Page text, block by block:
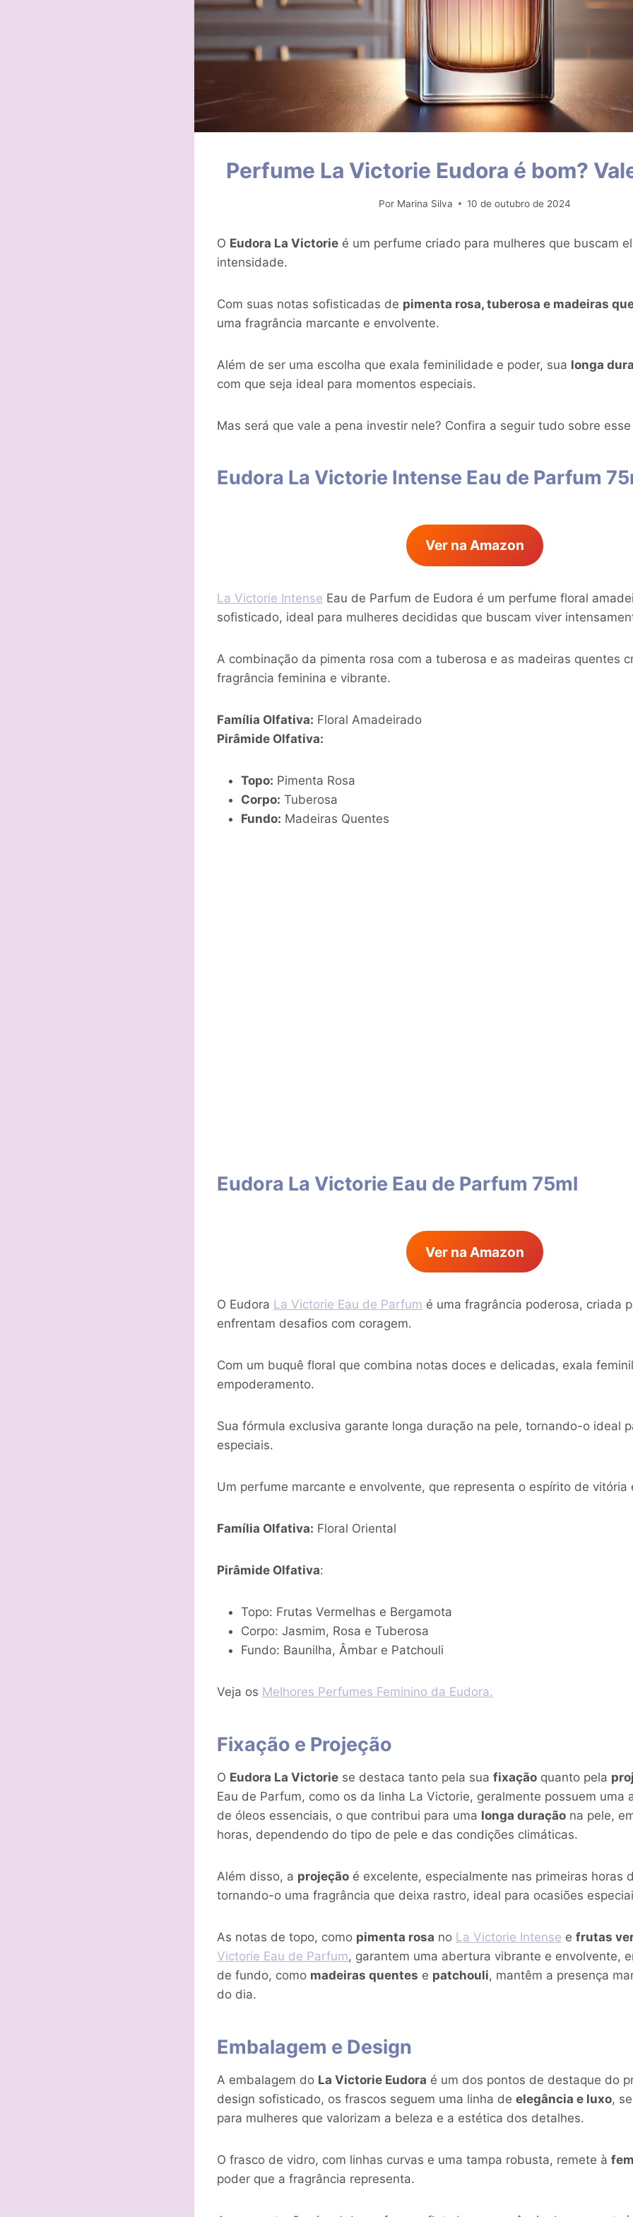
Perfume La Victorie Eudora é bom?
Por Marina Silva 10 de outubro de 2024
O Eudora La Victorie é um perfume criado para mulheres que buscam
intensidade.
Com suas notas sofisticadas de pimenta rosa, tuberosa e madeiras
uma fragrância marcante e envolvente.
Além de ser uma escolha que exala feminilidade e poder, sua longa
com que seja ideal para momentos especiais.
Mas será que vale a pena investir nele? Confira a seguir tudo sobre
Eudora La Victorie Intense Eau de Parfum
Ver na Amazon
La Victorie Intense Eau de Parfum de Eudora é um perfume floral
sofisticado, ideal para mulheres decididas que buscam viver
A combinação da pimenta rosa com a tuberosa e as madeiras quentes
fragrância feminina e vibrante.
Família Olfativa: Floral Amadeirado
Pirâmide Olfativa:
Topo: Pimenta Rosa
Corpo: Tuberosa
Fundo: Madeiras Quentes
Eudora La Victorie Eau de Parfum 75ml
Ver na Amazon
O Eudora La Victorie Eau de Parfum é uma fragrância poderosa, criada
enfrentam desafios com coragem.
Com um buquê floral que combina notas doces e delicadas, exala
empoderamento.
Sua fórmula exclusiva garante longa duração na pele, tornando-o ideal
especiais.
Um perfume marcante e envolvente, que representa o espírito de vitória
Família Olfativa: Floral Oriental
Pirâmide Olfativa:
Topo: Frutas Vermelhas e Bergamota
Corpo: Jasmim, Rosa e Tuberosa
Fundo: Baunilha, Âmbar e Patchouli
Veja os Melhores Perfumes Feminino da Eudora.
Fixação e Projeção
O Eudora La Victorie se destaca tanto pela sua fixação quanto pela
Eau de Parfum, como os da linha La Victorie, geralmente possuem uma
de óleos essenciais, o que contribui para uma longa duração na pele,
horas, dependendo do tipo de pele e das condições climáticas.
Além disso, a projeção é excelente, especialmente nas primeiras horas
tornando-o uma fragrância que deixa rastro, ideal para ocasiões
As notas de topo, como pimenta rosa no La Victorie Intense e frutas
Victorie Eau de Parfum, garantem uma abertura vibrante e envolvente,
de fundo, como madeiras quentes e patchouli, mantêm a presença
do dia.
Embalagem e Design
A embalagem do La Victorie Eudora é um dos pontos de destaque do
design sofisticado, os frascos seguem uma linha de elegância e luxo,
para mulheres que valorizam a beleza e a estética dos detalhes.
O frasco de vidro, com linhas curvas e uma tampa robusta, remete à
poder que a fragrância representa.